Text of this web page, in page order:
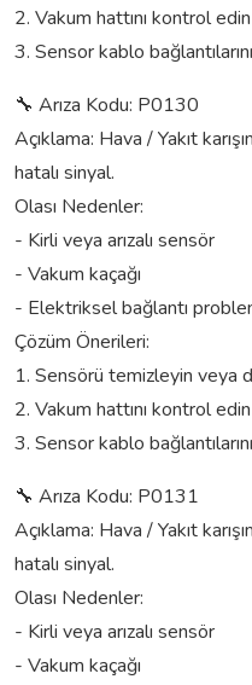
2. Vakum hattını kontrol
3. Sensor kablo
🔧 Arıza Kodu: P0130
Açıklama: Hava / Yakıt
hatalı sinyal.
Olası Nedenler:
- Kirli veya arızalı sensör
- Vakum kaçağı
- Elektriksel bağlantı
Çözüm Önerileri:
1. Sensörü temizleyin veya
2. Vakum hattını kontrol
3. Sensor kablo
🔧 Arıza Kodu: P0131
Açıklama: Hava / Yakıt
hatalı sinyal.
Olası Nedenler:
- Kirli veya arızalı sensör
- Vakum kaçağı